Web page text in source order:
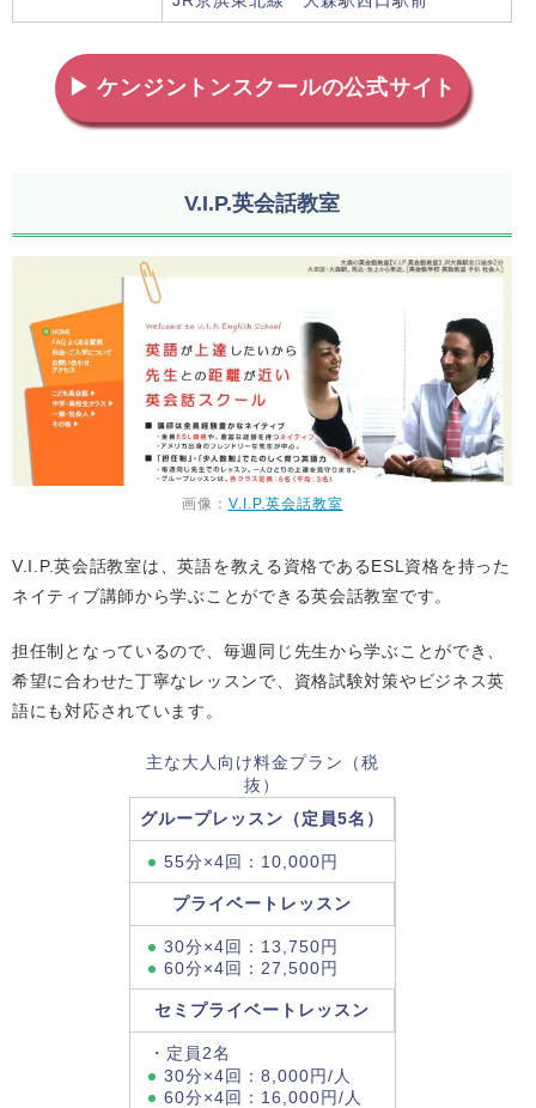
▶ ケンジントンスクールの公式サイト
V.I.P.英会話教室
画像： V.I.P.英会話教室
V.I.P.英会話教室は、英語を教える資格であるESL資格を持った
ネイティブ講師から学ぶことができる英会話教室です。
担任制となっているので、毎週同じ先生から学ぶことができ、
希望に合わせた丁寧なレッスンで、資格試験対策やビジネス英
語にも対応されています。
主な大人向け料金プラン（税
抜）
グループレッスン（定員5名）
55分×4回：10,000円
プライベートレッスン
30分×4回：13,750円
60分×4回：27,500円
セミプライベートレッスン
・定員2名
30分×4回：8,000円/人
60分×4回：16,000円/人